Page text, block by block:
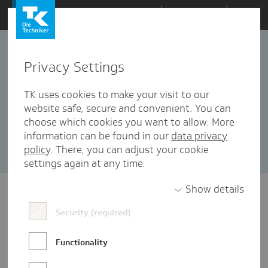
Zum
Inhalt
springen
Gaming
2 Artikel in dieser Kategorie enthalten
Sortieren nach: Datum Popularität
Privacy Settings
TK uses cookies to make your visit to our
website safe, secure and convenient. You can
choose which cookies you want to allow. More
information can be found in our data privacy
policy. There, you can adjust your cookie
settings again at any time.
Show details
Security (required)
Functionality